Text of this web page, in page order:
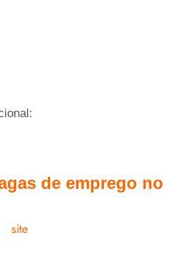
de emprego no
site